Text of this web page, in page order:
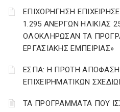
ΕΠΙΧΟΡΗΓΗΣΗ
1.295 ΑΝΕΡΓΩΝ ΗΛΙΚΙΑΣ
ΟΛΟΚΛΗΡΩΣΑΝ ΤΑ
ΕΡΓΑΣΙΑΚΗΣ ΕΜΠΕΙΡΙΑΣ»
ΕΣΠΑ: Η ΠΡΩΤΗ ΑΠΟΦΑΣΗ
ΕΠΙΧΕΙΡΗΜΑΤΙΚΩΝ
ΤΑ ΠΡΟΓΡΑΜΜΑΤΑ ΠΟΥ